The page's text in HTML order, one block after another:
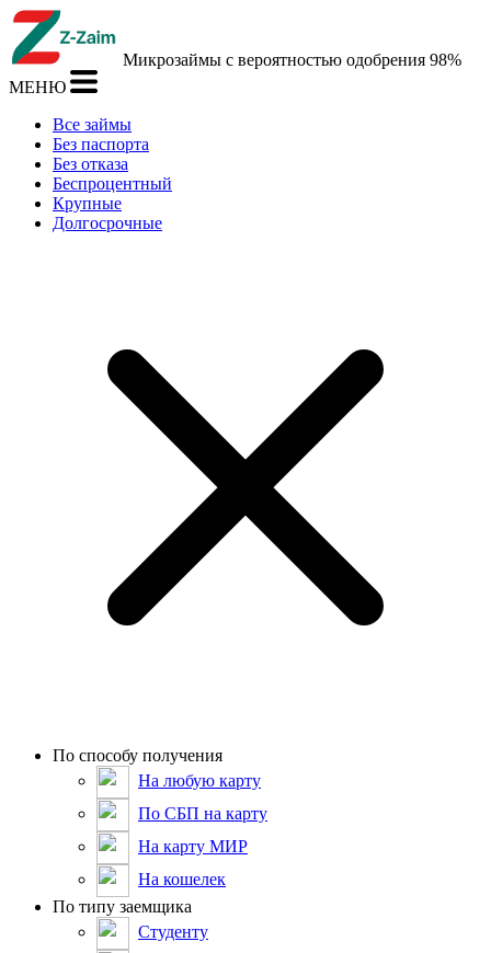
Микрозаймы с вероятностью одобрения 98%
МЕНЮ
Все займы
Без паспорта
Без отказа
Беспроцентный
Крупные
Долгосрочные
По способу получения
На любую карту
По СБП на карту
На карту МИР
На кошелек
По типу заемщика
Студенту